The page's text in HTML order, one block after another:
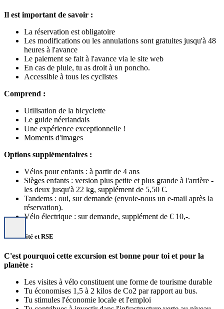
Il est important de savoir :
La réservation est obligatoire
Les modifications ou les annulations sont gratuites jusqu'à 48
heures à l'avance
Le paiement se fait à l'avance via le site web
En cas de pluie, tu as droit à un poncho.
Accessible à tous les cyclistes
Comprend :
Utilisation de la bicyclette
Le guide néerlandais
Une expérience exceptionnelle !
Moments d'images
Options supplémentaires :
Vélos pour enfants : à partir de 4 ans
Sièges enfants : version plus petite et plus grande à l'arrière -
les deux jusqu'à 22 kg, supplément de 5,50 €.
Tandems : oui, sur demande (envoie-nous un e-mail après la
réservation).
Vélo électrique : sur demande, supplément de € 10,-.
Durabilité et RSE
C'est pourquoi cette excursion est bonne pour toi et pour la
planète :
Les visites à vélo constituent une forme de tourisme durable
Tu économises 1,5 à 2 kilos de Co2 par rapport au bus.
Tu stimules l'économie locale et l'emploi